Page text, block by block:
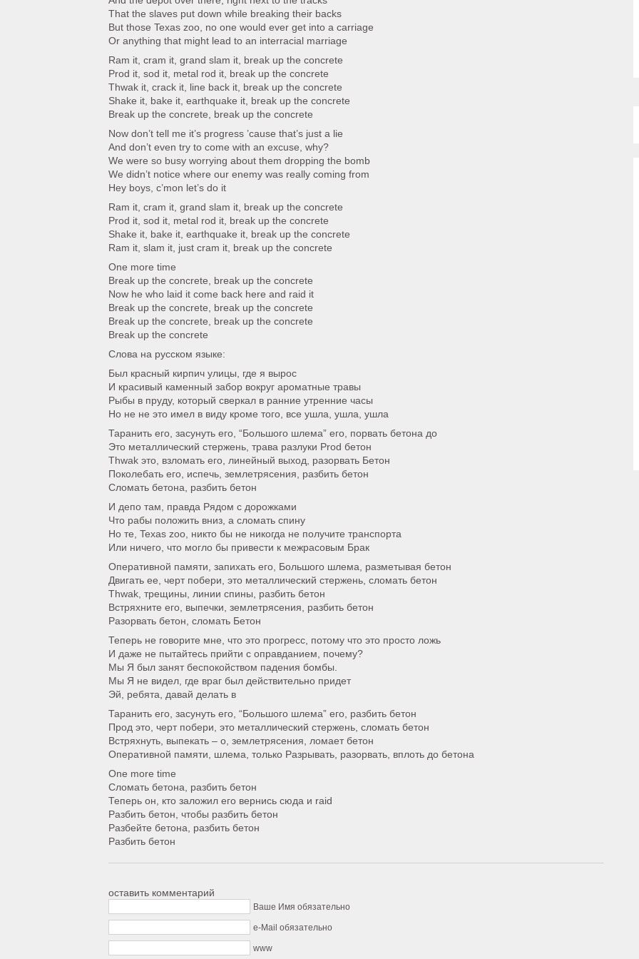
That the slaves put down while breaking their backs
But those Texas zoo, no one would ever get into a carriage
Or anything that might lead to an interracial marriage
Ram it, cram it, grand slam it, break up the concrete
Prod it, sod it, metal rod it, break up the concrete
Thwak it, crack it, line back it, break up the concrete
Shake it, bake it, earthquake it, break up the concrete
Break up the concrete, break up the concrete
Now don’t tell me it’s progress ’cause that’s just a lie
And don’t even try to come with an excuse, why?
We were so busy worrying about them dropping the bomb
We didn’t notice where our enemy was really coming from
Hey boys, c’mon let’s do it
Ram it, cram it, grand slam it, break up the concrete
Prod it, sod it, metal rod it, break up the concrete
Shake it, bake it, earthquake it, break up the concrete
Ram it, slam it, just cram it, break up the concrete
One more time
Break up the concrete, break up the concrete
Now he who laid it come back here and raid it
Break up the concrete, break up the concrete
Break up the concrete, break up the concrete
Break up the concrete
Слова на русском языке:
Был красный кирпич улицы, где я вырос
И красивый каменный забор вокруг ароматные травы
Рыбы в пруду, который сверкал в ранние утренние часы
Но не не это имел в виду кроме того, все ушла, ушла, ушла
Таранить его, засунуть его, “Большого шлема” его, порвать бетона до
Это металлический стержень, трава разлуки Prod бетон
Thwak это, взломать его, линейный выход, разорвать Бетон
Поколебать его, испечь, землетрясения, разбить бетон
Сломать бетона, разбить бетон
И депо там, правда Рядом с дорожками
Что рабы положить вниз, а сломать спину
Но те, Texas zoo, никто бы не никогда не получите транспорта
Или ничего, что могло бы привести к межрасовым Брак
Оперативной памяти, запихать его, Большого шлема, разметывая бетон
Двигать ее, черт побери, это металлический стержень, сломать бетон
Thwak, трещины, линии спины, разбить бетон
Встряхните его, выпечки, землетрясения, разбить бетон
Разорвать бетон, сломать Бетон
Теперь не говорите мне, что это прогресс, потому что это просто ложь
И даже не пытайтесь прийти с оправданием, почему?
Мы Я был занят беспокойством падения бомбы.
Мы Я не видел, где враг был действительно придет
Эй, ребята, давай делать в
Таранить его, засунуть его, “Большого шлема” его, разбить бетон
Прод это, черт побери, это металлический стержень, сломать бетон
Встряхнуть, выпекать – о, землетрясения, ломает бетон
Оперативной памяти, шлема, только Разрывать, разорвать, вплоть до бетона
One more time
Сломать бетона, разбить бетон
Теперь он, кто заложил его вернись сюда и raid
Разбить бетон, чтобы разбить бетон
Разбейте бетона, разбить бетон
Разбить бетон
оставить комментарий
Ваше Имя обязательно
e-Mail обязательно
www